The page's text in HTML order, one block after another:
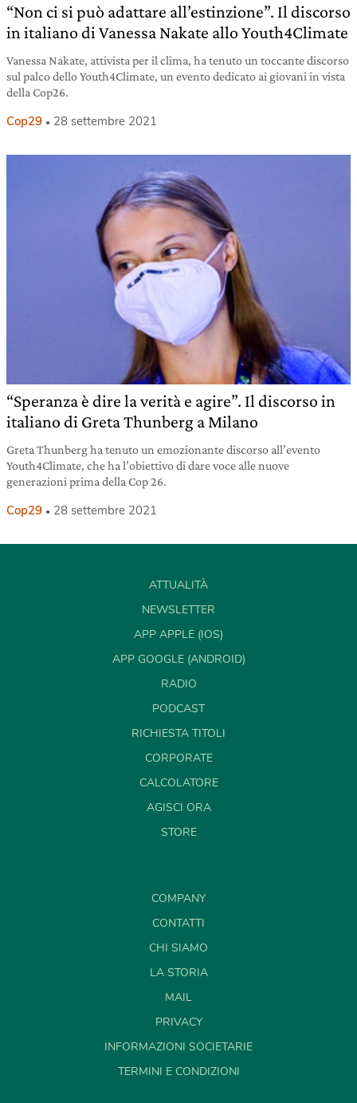
“Non ci si può adattare all’estinzione”. Il discorso
in italiano di Vanessa Nakate allo Youth4Climate
Vanessa Nakate, attivista per il clima, ha tenuto un toccante discorso
sul palco dello Youth4Climate, un evento dedicato ai giovani in vista
della Cop26.
Cop29 28 settembre 2021
“Speranza è dire la verità e agire”. Il discorso in
italiano di Greta Thunberg a Milano
Greta Thunberg ha tenuto un emozionante discorso all’evento
Youth4Climate, che ha l’obiettivo di dare voce alle nuove
generazioni prima della Cop 26.
Cop29 28 settembre 2021
ATTUALITÀ
NEWSLETTER
APP APPLE (IOS)
APP GOOGLE (ANDROID)
RADIO
PODCAST
RICHIESTA TITOLI
CORPORATE
CALCOLATORE
AGISCI ORA
STORE
COMPANY
CONTATTI
CHI SIAMO
LA STORIA
MAIL
PRIVACY
INFORMAZIONI SOCIETARIE
TERMINI E CONDIZIONI